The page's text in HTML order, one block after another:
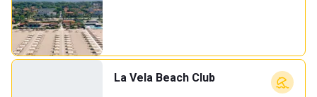
La Vela Beach Club